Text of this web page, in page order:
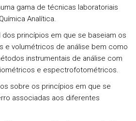
gama de técnicas laboratoriais
Analítica.
dos princípios em que se baseiam os
e volumétricos de análise bem como
instrumentais de análise com
e espectrofotométricos.
sobre os princípios em que se
associadas aos diferentes